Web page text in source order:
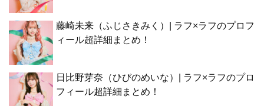
藤崎未来（ふじさきみく）| ラフ×ラフのプロフ
ィール超詳細まとめ！
日比野芽奈（ひびのめいな）| ラフ×ラフのプロ
フィール超詳細まとめ！